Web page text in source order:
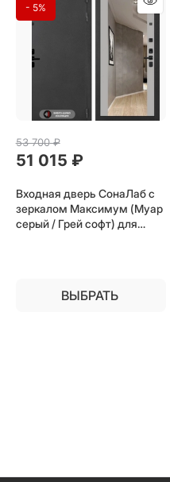
- 5%
53 700 ₽
51 015 ₽
Входная дверь СонаЛаб с
зеркалом Максимум (Муар
серый / Грей софт) для
ВЫБРАТЬ